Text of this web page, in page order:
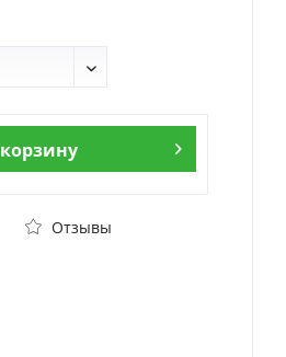
корзину
Отзывы